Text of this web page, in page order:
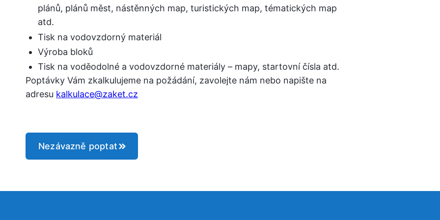
plánů, plánů měst, nástěnných map, turistických map, tématických map
atd.
Tisk na vodovzdorný materiál
Výroba bloků
Tisk na voděodolné a vodovzdorné materiály – mapy, startovní čísla atd.
Poptávky Vám zkalkulujeme na požádání, zavolejte nám nebo napište na
adresu kalkulace@zaket.cz
Nezávazně poptat
o firmě